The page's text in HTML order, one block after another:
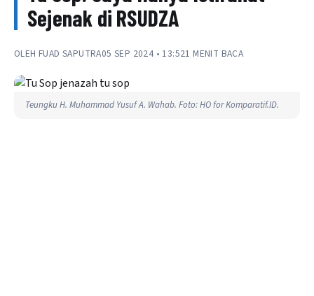
Sejenak di RSUDZA
OLEH FUAD SAPUTRA05 SEP 2024 • 13:521 MENIT BACA
Teungku H. Muhammad Yusuf A. Wahab. Foto: HO for Komparatif.ID.